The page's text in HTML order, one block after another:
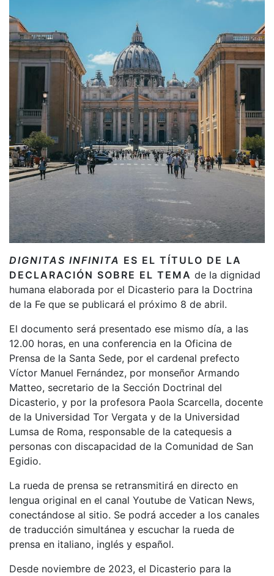
DIGNITAS INFINITA ES EL TÍTULO DE LA
DECLARACIÓN SOBRE EL TEMA de la dignidad
humana elaborada por el Dicasterio para la Doctrina
de la Fe que se publicará el próximo 8 de abril.
El documento será presentado ese mismo día, a las
12.00 horas, en una conferencia en la Oficina de
Prensa de la Santa Sede, por el cardenal prefecto
Víctor Manuel Fernández, por monseñor Armando
Matteo, secretario de la Sección Doctrinal del
Dicasterio, y por la profesora Paola Scarcella, docente
de la Universidad Tor Vergata y de la Universidad
Lumsa de Roma, responsable de la catequesis a
personas con discapacidad de la Comunidad de San
Egidio.
La rueda de prensa se retransmitirá en directo en
lengua original en el canal Youtube de Vatican News,
conectándose al sitio. Se podrá acceder a los canales
de traducción simultánea y escuchar la rueda de
prensa en italiano, inglés y español.
Desde noviembre de 2023, el Dicasterio para la